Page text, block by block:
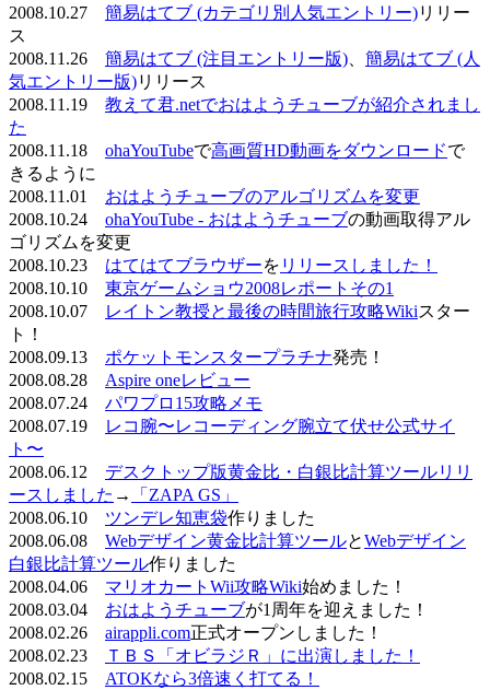
2008.10.27 簡易はてブ (カテゴリ別人気エントリー)リリー
ス
2008.11.26 簡易はてブ (注目エントリー版)
簡易はてブ (人
気エントリー版)リリース
2008.11.19 教えて君.netでおはようチューブが紹介されまし
た
2008.11.18 ohaYouTubeで高画質HD動画をダウンロードで
きるように
2008.11.01 おはようチューブのアルゴリズムを変更
2008.10.24 ohaYouTube - おはようチューブの動画取得アル
ゴリズムを変更
2008.10.23 はてはてブラウザーを リリースしました！
2008.10.10 東京ゲームショウ2008レポートその1
2008.10.07
レイトン教授と最後の時間旅行攻略Wikiスター
ト！
2008.09.13 ポケットモンスタープラチナ発売！
2008.08.28 Aspire oneレビュー
2008.07.24 パワプロ15攻略メモ
2008.07.19
レコ腕〜レコーディング腕立て伏せ公式サイ
ト〜
2008.06.12 デスクトップ版黄金比・白銀比計算ツールリリ
ースしました →
「ZAPA GS」
2008.06.10 ツンデレ知恵袋作りました
2008.06.08 Webデザイン黄金比計算ツールとWebデザイン
白銀比計算ツール作りました
2008.04.06 マリオカートWii攻略Wiki始めました！
2008.03.04 おはようチューブが1周年を迎えました！
2008.02.26 airappli.com正式オープンしました！
2008.02.23
ＴＢＳ「オビラジＲ」に出演しました！
2008.02.15 ATOKなら3倍速く打てる！